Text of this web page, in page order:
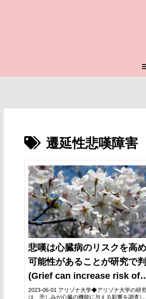
遷延性悲嘆障害
悲嘆は心臓病のリスクを高
可能性があることが研究で
(Grief can increase risk of
heart problems, study
2023-06-01 アリゾナ大学◆アリゾナ大学の研
は、悲しみが心臓の機能に与える影響を調査し